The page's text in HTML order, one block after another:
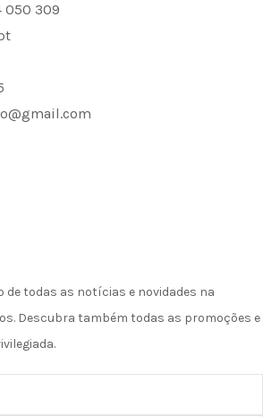
050 309
de todas as notícias e novidades na
Descubra também todas as promoções e